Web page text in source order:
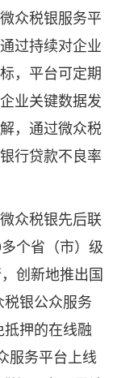
众税银服务平
过持续对企业
，平台可定期
业关键数据发
，通过微众税
行贷款不良率
众税银先后联
个省（市）级
创新地推出国
银公众服务
押的在线融
服务平台上线